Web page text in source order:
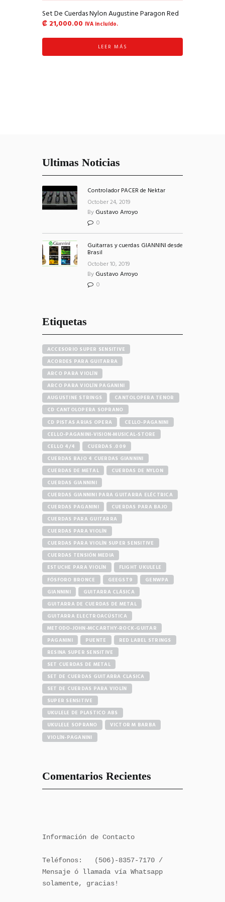
Set De Cuerdas Nylon Augustine Paragon Red
₡ 21,000.00 IVA incluído.
LEER MÁS
Ultimas Noticias
Controlador PACER de Nektar
October 24, 2019
By Gustavo Arroyo
0
Guitarras y cuerdas GIANNINI desde
Brasil
October 10, 2019
By Gustavo Arroyo
0
Etiquetas
ACCESORIO SUPER SENSITIVE
ACORDES PARA GUITARRA
ARCO PARA VIOLÍN
ARCO PARA VIOLÍN PAGANINI
AUGUSTINE STRINGS
CANTOLOPERA TENOR
CD CANTOLOPERA SOPRANO
CD PISTAS ARIAS OPERA
CELLO-PAGANINI
CELLO-PAGANINI-VISION-MUSICAL-STORE
CELLO 4/4
CUERDAS .009
CUERDAS BAJO 4 CUERDAS GIANNINI
CUERDAS DE METAL
CUERDAS DE NYLON
CUERDAS GIANNINI
CUERDAS GIANNINI PARA GUITARRA ELÉCTRICA
CUERDAS PAGANINI
CUERDAS PARA BAJO
CUERDAS PARA GUITARRA
CUERDAS PARA VIOLÍN
CUERDAS PARA VIOLÍN SUPER SENSITIVE
CUERDAS TENSIÓN MEDIA
ESTUCHE PARA VIOLÍN
FLIGHT UKULELE
FÓSFORO BRONCE
GEEGST9
GENWPA
GIANNINI
GUITARRA CLÁSICA
GUITARRA DE CUERDAS DE METAL
GUITARRA ELECTROACÚSTICA
METODO-JOHN-MCCARTHY-ROCK-GUITAR
PAGANINI
PUENTE
RED LABEL STRINGS
RESINA SUPER SENSITIVE
SET CUERDAS DE METAL
SET DE CUERDAS GUITARRA CLASICA
SET DE CUERDAS PARA VIOLÍN
SUPER SENSITIVE
UKULELE DE PLASTICO ABS
UKULELE SOPRANO
VICTOR M BARBA
VIOLÍN-PAGANINI
Comentarios Recientes
Información de Contacto
Teléfonos:   (506)-8357-7170 /
Mensaje ó llamada vía Whatsapp
solamente, gracias!